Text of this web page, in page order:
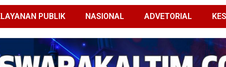
PUBLIK NASIONAL ADVETORIAL